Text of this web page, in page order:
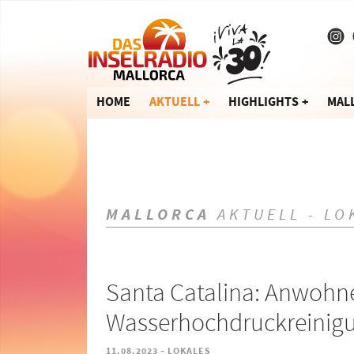
HOME AKTUELL HIGHLIGHTS
MALLORCA AKTUELL -
Santa Catalina:
11.08.2023 - LOKALES